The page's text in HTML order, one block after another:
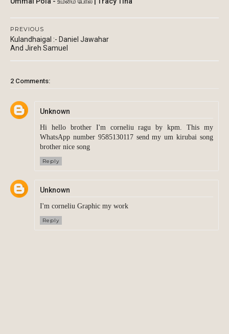
PREVIOUS
Kulandhaigal :- Daniel Jawahar
And Jireh Samuel
2 Comments:
Unknown
Hi hello brother I'm corneliu ragu by kpm. This my
WhatsApp number 9585130117 send my um kirubai song
brother nice song
Reply
Unknown
I'm corneliu Graphic my work
Reply